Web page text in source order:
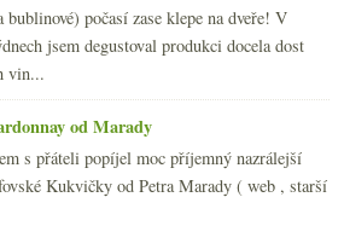
bublinové) počasí zase klepe na dveře! V
jsem degustoval produkci docela dost
vin...
od Marady
s přáteli popíjel moc příjemný nazrálejší
Kukvičky od Petra Marady ( web , starší